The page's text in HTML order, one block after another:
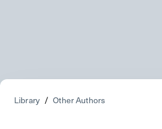
Library / Other Authors